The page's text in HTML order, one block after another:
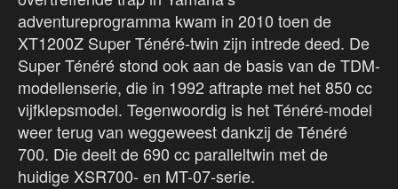
adventureprogramma kwam in 2010 toen de
XT1200Z Super Ténéré-twin zijn intrede deed. De
Super Ténéré stond ook aan de basis van de TDM-
modellenserie, die in 1992 aftrapte met het 850 cc
vijfklepsmodel. Tegenwoordig is het Ténéré-model
weer terug van weggeweest dankzij de Ténéré
700. Die deelt de 690 cc paralleltwin met de
huidige XSR700- en MT-07-serie.